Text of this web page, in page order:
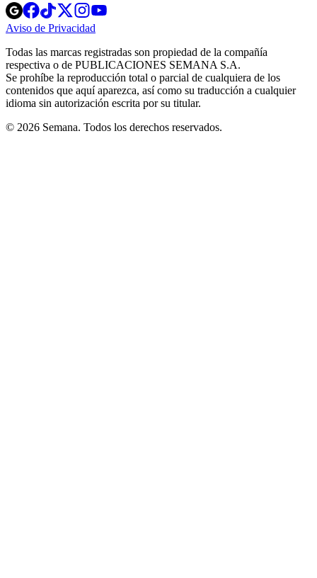
Opens
in
new
Opens
in
new
Opens
in
new
window
Opens
new
windowwindow
Aviso de Privacidad
new
window
Todas las marcas registradas son propiedad de la compañía
respectiva o de PUBLICACIONES SEMANA S.A.
Se prohíbe la reproducción total o parcial de cualquiera de los
contenidos que aquí aparezca, así como su traducción a cualquier
idioma sin autorización escrita por su titular.
© 2026 Semana. Todos los derechos reservados.